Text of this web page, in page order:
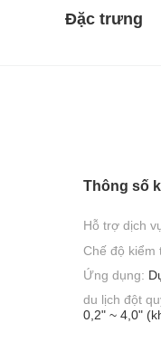
Đặc trưng
Thông số
Hỗ trợ dịch
Chế độ kiểm
Ứng dụng:
du lịch đột
0,2" ~ 4,0"